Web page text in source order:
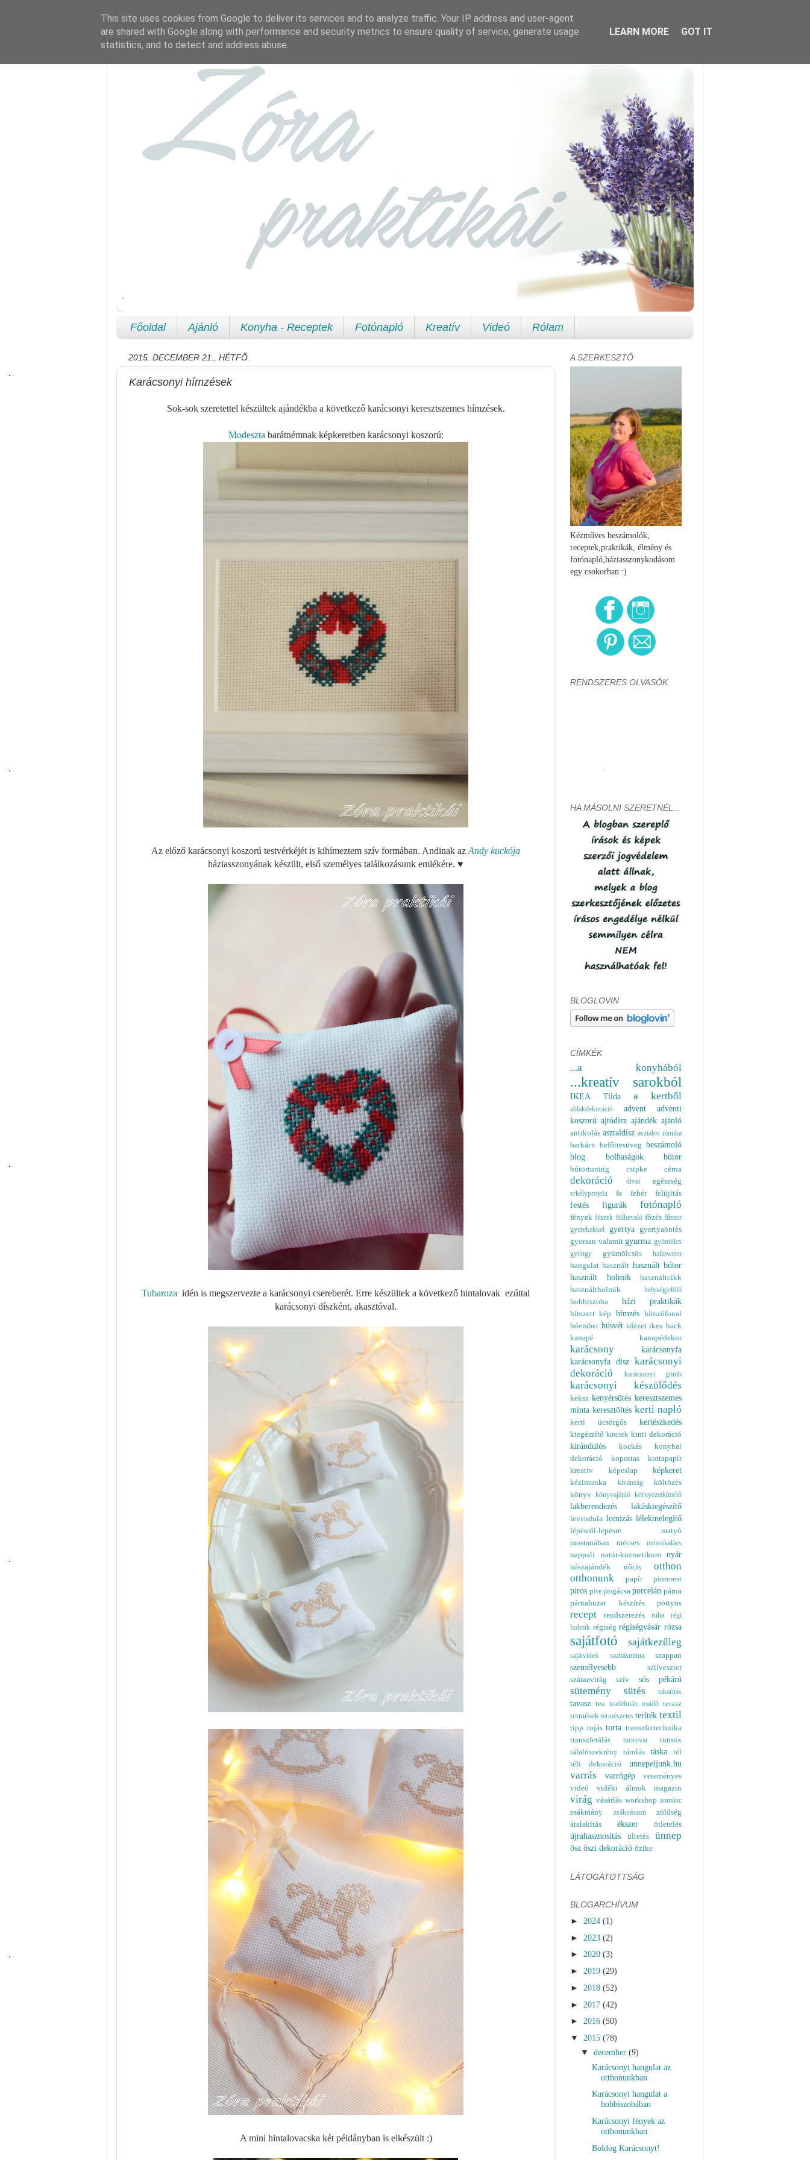
Főoldal Ajánló Konyha - Receptek Fotónapló Kreatív Videó Rólam
2015. DECEMBER 21., HÉTFŐ
Karácsonyi hímzések
Sok-sok szeretettel készültek ajándékba a következő karácsonyi keresztszemes hímzések.
Modeszta barátnémnak képkeretben karácsonyi koszorú:
Az előző karácsonyi koszorú testvérkéjét is kihímeztem szív formában. Andinak az Andy kuckója
háziasszonyának készült, első személyes találkozásunk emlékére. ♥
Tubaroza idén is megszervezte a karácsonyi csereberét. Erre készültek a következő hintalovak ezúttal
karácsonyi díszként, akasztóval.
A mini hintalovacska két példányban is elkészült :)
A SZERKESZTŐ
Kézműves beszámolók,
receptek,praktikák, élmény és
fotónapló,háziasszonykodásom
egy csokorban :)
RENDSZERES OLVASÓK
HA MÁSOLNI SZERETNÉL...
BLOGLOVIN
CÍMKÉK
...a konyhából
...kreatív sarokból
IKEA Tilda a kertből
ablakdekoráció advent
adventi
koszorú ajtódísz ajándék ajánló
antikolás asztaldísz asztalos munka
barkács befőttesüveg beszámoló
blog
bolhaságok bútor
bútortuning csipke cérna
dekoráció divat egészség
erkélyprojekt fa fehér felújítás
festés figurák fotónapló
fények fészek fülbevaló főzés fűszer
gyerekekkel
gyertya gyertyaöntés
gyorsan valamit gyurma gyömölcs
gyöngy
gyümölcsös halloween
hangulat használt használt bútor
használt holmik
használtcikk
használtholmik
helységjelölő
hobbiszoba házi praktikák
hímzett kép hímzés hímzőfonal
hóember húsvét idézet ikea hack
kanapé
kanapédekor
karácsony
karácsonyfa
karácsonyfa dísz karácsonyi
dekoráció
karácsonyi gömb
karácsonyi készülődés
keksz kenyérsütés keresztszemes
minta keresztöltés kerti napló
kerti ücsörgős kertészkedés
kiegészítő kincsek kinti dekoráció
kirándulós kockás
konyhai
dekoráció
kopottas
kottapapír
kreatív
képeslap képkeret
kézimunka kívánság
költözés
könyv könyvajánló környezetkímélő
lakberendezés lakáskiegészítő
levendula lomizás lélekmelegítő
lépésről-lépésre
matyó
mostanában
mécses mézeskalács
nappali natúr-kozmetikum nyár
nászajándék nőcis
otthon
otthonunk
papír pinterest
piros pite pogácsa porcelán párna
párnahuzat készítés
pöttyös
recept rendszerezés ruha
régi
holmik régiség régiségvásár rózsa
sajátfotó sajátkezűleg
sajátvideó szabásminta szappan
személyesebb
szilveszter
szárazvirág
szív sós pékárú
sütemény sütés takarítás
tavasz tea teadélután teaidő terasz
termések természetes teríték textil
tipp tojás torta transzfertechnika
transzferálás
turirovat
turmix
tálalószekrény tárolás táska
tél
téli dekoráció
unnepeljunk.hu
varrás varrógép
veteményes
videó
vidéki álmok magazin
virág vásárlás workshop zománc
zsákmány zsákvászon
zöldség
átalakítás
ékszer ötletelés
újrahasznosítás ültetés ünnep
ősz őszi dekoráció őzike
LÁTOGATOTTSÁG
BLOGARCHÍVUM
► 2024 (1)
► 2023 (2)
► 2020 (3)
► 2019 (29)
► 2018 (52)
► 2017 (42)
► 2016 (50)
▼ 2015 (78)
▼december(9)
Karácsonyi hangulat az
otthonunkban
Karácsonyi hangulat a
hobbiszobában
Karácsonyi fények az
otthonunkban
Boldog Karácsonyt!
This site uses cookies from Google to deliver its services and to analyze traffic. Your IP address and user-agent
are shared with Google along with performance and security metrics to ensure quality of service, generate usage
statistics, and to detect and address abuse.
LEARN MORE GOT IT